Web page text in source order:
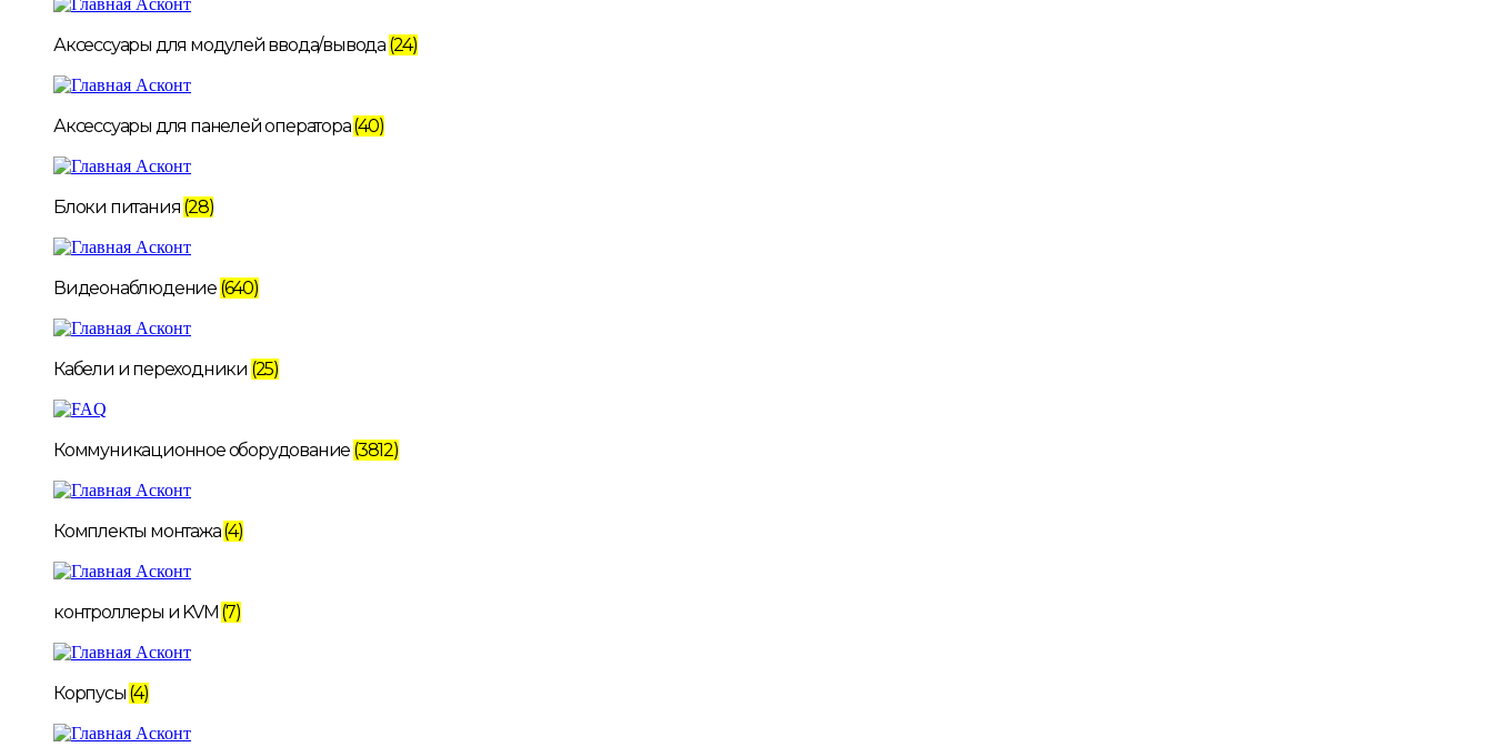
Аксессуары для модулей ввода/вывода (24)
Аксессуары для панелей оператора(40)
Блоки питания (28)
Видеонаблюдение (640)
Кабели и переходники (25)
Коммуникационное оборудование (3812)
Комплекты монтажа(4)
контроллеры и KVM (7)
Корпусы (4)